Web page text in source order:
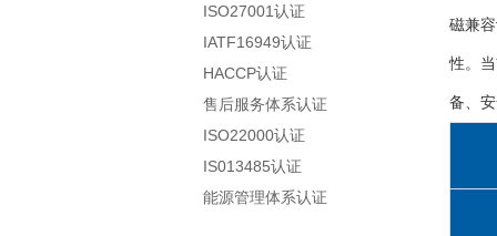
磁兼
性。
备、
ISO27001认证
IATF16949认证
HACCP认证
售后服务体系认证
ISO22000认证
IS013485认证
能源管理体系认证